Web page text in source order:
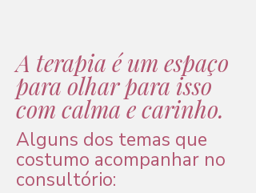
A terapia é um espaço
para olhar para isso
com calma e carinho.
Alguns dos temas que
costumo acompanhar no
consultório: